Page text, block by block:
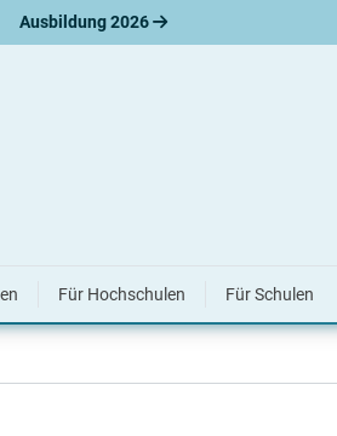
Ausbildung 2026
Für Hochschulen Für Schulen